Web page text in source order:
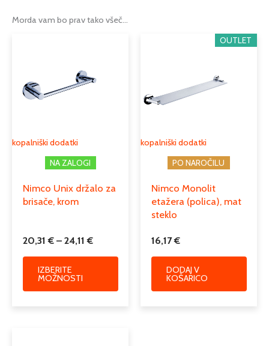
Podkategorija3
Morda vam bo prav tako všeč…
kopalniški dodatki
NA ZALOGI
Nimco Unix držalo za
brisače, krom
20,31€ – 24,11€
20,31 €
IZBERITE
MOŽNOSTI
različic.
OUTLET
kopalniški dodatki
PO NAROČILU
Nimco Monolit
etažera (polica), mat
steklo
16,17€
DODAJ V
KOŠARICO